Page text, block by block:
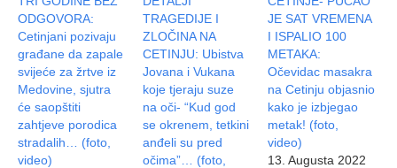
ODGOVORA:
Cetinjani pozivaju
građane da zapale
svijeće za žrtve iz
Medovine, sjutra
će saopštiti
zahtjeve porodica
stradalih… (foto,
video)
TRAGEDIJE I
ZLOČINA NA
CETINJU: Ubistva
Jovana i Vukana
koje tjeraju suze
na oči- “Kud god
se okrenem, tetkini
anđeli su pred
očima”… (foto,
JE SAT VREMENA
I ISPALIO 100
METAKA:
Očevidac masakra
na Cetinju objasnio
kako je izbjegao
metak! (foto,
video)
13. Augusta 2022